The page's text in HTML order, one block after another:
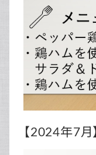
【2024年7月】